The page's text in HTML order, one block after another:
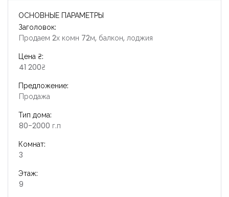
ОСНОВНЫЕ ПАРАМЕТРЫ
Заголовок:
Продаем 2х комн 72м, балкон, лоджия
Цена ₴:
41 200₴
Предложение:
Продажа
Тип дома:
80-2000 г.п
Комнат:
3
Этаж:
9